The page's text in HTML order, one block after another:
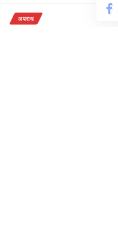
अपराध